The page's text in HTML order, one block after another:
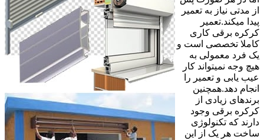
از مدتی نیاز به تعمیر
پیدا میکند.تعمیر
کرکره برقی کاری
کاملا تخصصی است و
یک فرد معمولی به
هیچ وجه نمیتواند کار
عیب یابی و تعمیر را
انجام دهد.همچنین
برندهای زیادی از
کرکره برقی وجود
دارند که تکنولوژی
ساخت هر یک از این